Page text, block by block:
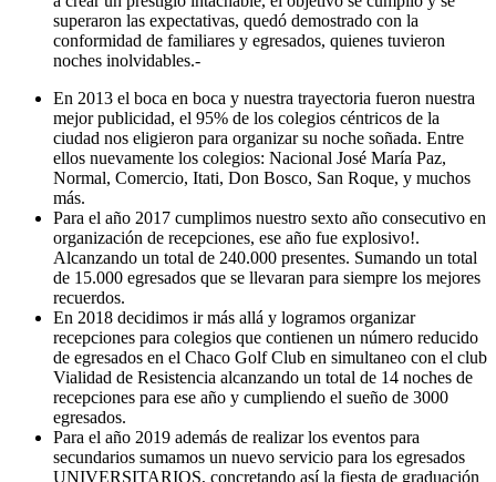
superaron las expectativas, quedó demostrado con la
conformidad de familiares y egresados, quienes tuvieron
noches inolvidables.-
En 2013 el boca en boca y nuestra trayectoria fueron nuestra
mejor publicidad, el 95% de los colegios céntricos de la
ciudad nos eligieron para organizar su noche soñada. Entre
ellos nuevamente los colegios: Nacional José María Paz,
Normal, Comercio, Itati, Don Bosco, San Roque, y muchos
más.
Para el año 2017 cumplimos nuestro sexto año consecutivo en
organización de recepciones, ese año fue explosivo!.
Alcanzando un total de 240.000 presentes. Sumando un total
de 15.000 egresados que se llevaran para siempre los mejores
recuerdos.
En 2018 decidimos ir más allá y logramos organizar
recepciones para colegios que contienen un número reducido
de egresados en el Chaco Golf Club en simultaneo con el club
Vialidad de Resistencia alcanzando un total de 14 noches de
recepciones para ese año y cumpliendo el sueño de 3000
egresados.
Para el año 2019 además de realizar los eventos para
secundarios sumamos un nuevo servicio para los egresados
UNIVERSITARIOS, concretando así la fiesta de graduación